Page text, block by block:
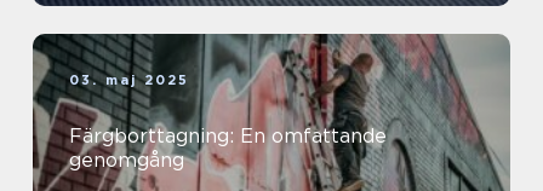
03. maj 2025
Färgborttagning: En omfattande
genomgång